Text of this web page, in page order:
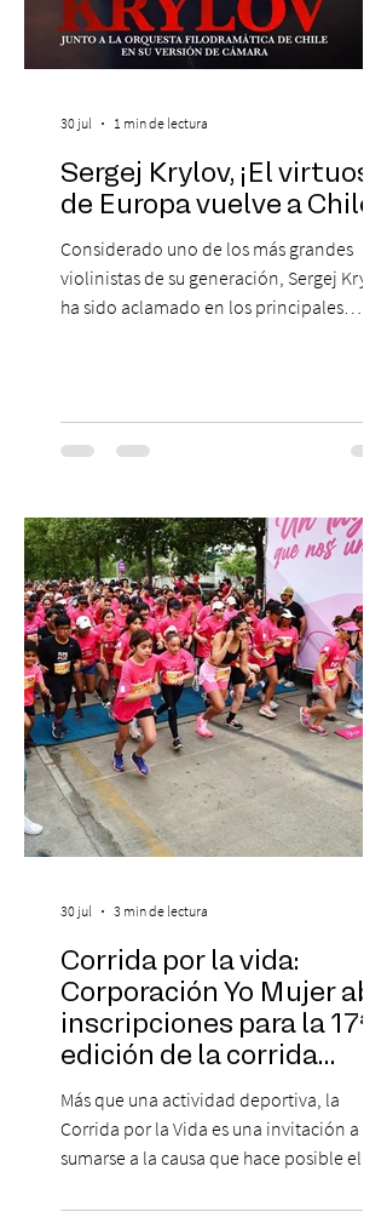
Sergej Krylov, ¡El virtuoso
de Europa vuelve a Chile!
Considerado uno de los más grandes
violinistas de su generación, Sergej Krylov
ha sido aclamado en los principales
escenario del Teatro CA660 para
protagonizar una velada extraordinaria
Las Cuatro Estaciones de Antonio Vivaldi y
Las Cuatro Estaciones Porteñas de Astor
Piazzolla. Déja
30 jul 1 min de lectura
Corrida por la vida:
Corporación Yo Mujer abre
inscripciones para la 17ª
edición de la corrida
solidaria
Más que una actividad deportiva, la
Corrida por la Vida es una invitación a
sumarse a la causa que hace posible el
desarrolla durante todo el año: brindar
30 jul 3 min de lectura